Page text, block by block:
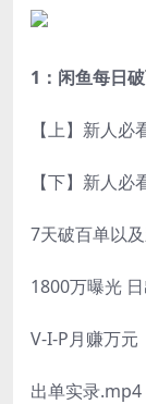
1：闲鱼每日
【上】新人
【下】新人
7天破百单以
1800万曝光
V-I-P月赚万
出单实录.mp4